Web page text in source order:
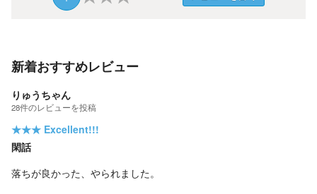
新着おすすめレビュー
りゅうちゃん
28件のレビューを投稿
★★★ Excellent!!!
閑話
落ちが良かった、やられました。